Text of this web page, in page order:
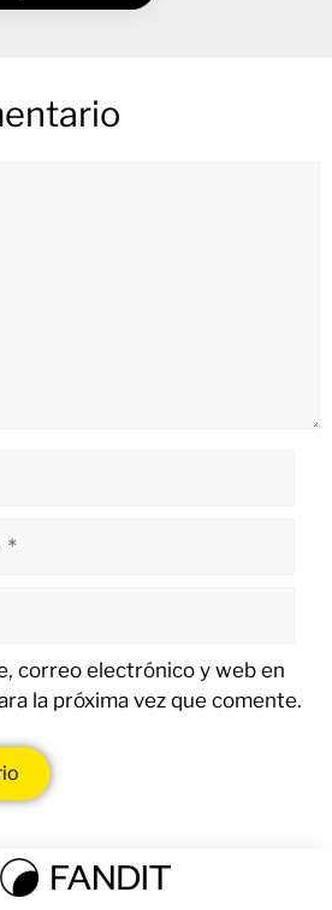
correo electrónico y web en
la próxima vez que comente.